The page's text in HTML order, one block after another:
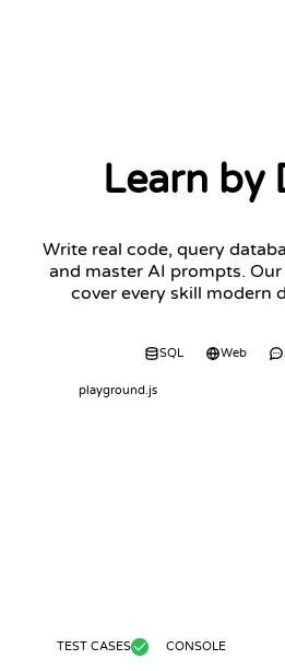
Learn by
Write real code, query
and master AI prompts.
cover every skill modern
SQL Web
playground.js
TEST CASES CONSOLE